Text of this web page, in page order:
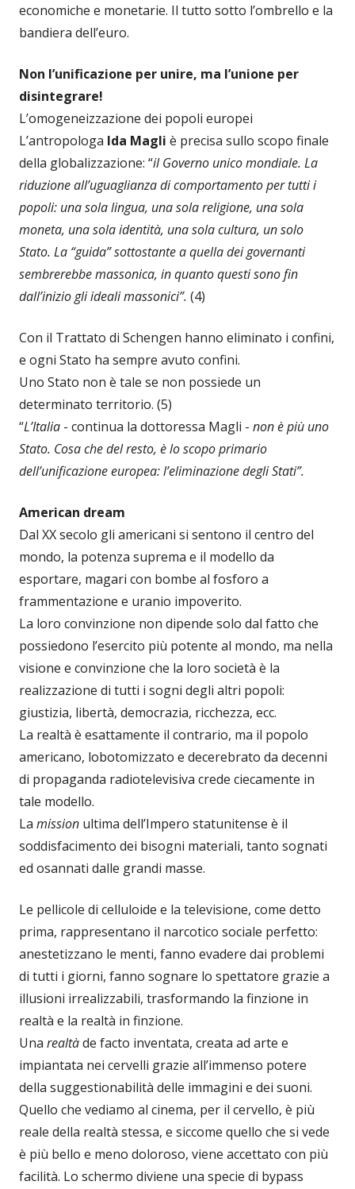
economiche e monetarie. Il tutto sotto l’ombrello e la
bandiera dell’euro.
Non l’unificazione per unire, ma l’unione per
disintegrare!
L’omogeneizzazione dei popoli europei
L’antropologa Ida Magli è precisa sullo scopo finale
della globalizzazione: “il Governo unico mondiale. La
riduzione all’uguaglianza di comportamento per tutti i
popoli: una sola lingua, una sola religione, una sola
moneta, una sola identità, una sola cultura, un solo
Stato. La “guida” sottostante a quella dei governanti
sembrerebbe massonica, in quanto questi sono fin
dall’inizio gli ideali massonici”. (4)
Con il Trattato di Schengen hanno eliminato i confini,
e ogni Stato ha sempre avuto confini.
Uno Stato non è tale se non possiede un
determinato territorio. (5)
“L’Italia - continua la dottoressa Magli - non è più uno
Stato. Cosa che del resto, è lo scopo primario
dell’unificazione europea: l’eliminazione degli Stati”.
American dream
Dal XX secolo gli americani si sentono il centro del
mondo, la potenza suprema e il modello da
esportare, magari con bombe al fosforo a
frammentazione e uranio impoverito.
La loro convinzione non dipende solo dal fatto che
possiedono l’esercito più potente al mondo, ma nella
visione e convinzione che la loro società è la
realizzazione di tutti i sogni degli altri popoli:
giustizia, libertà, democrazia, ricchezza, ecc.
La realtà è esattamente il contrario, ma il popolo
americano, lobotomizzato e decerebrato da decenni
di propaganda radiotelevisiva crede ciecamente in
tale modello.
La mission ultima dell’Impero statunitense è il
soddisfacimento dei bisogni materiali, tanto sognati
ed osannati dalle grandi masse.
Le pellicole di celluloide e la televisione, come detto
prima, rappresentano il narcotico sociale perfetto:
anestetizzano le menti, fanno evadere dai problemi
di tutti i giorni, fanno sognare lo spettatore grazie a
illusioni irrealizzabili, trasformando la finzione in
realtà e la realtà in finzione.
Una realtàde facto inventata, creata ad arte e
impiantata nei cervelli grazie all’immenso potere
della suggestionabilità delle immagini e dei suoni.
Quello che vediamo al cinema, per il cervello, è più
reale della realtà stessa, e siccome quello che si vede
è più bello e meno doloroso, viene accettato con più
facilità. Lo schermo diviene una specie di bypass